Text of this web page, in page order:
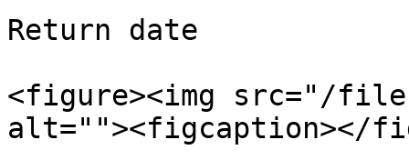
Return date
<figure><img src="/
alt=""><figcaption></